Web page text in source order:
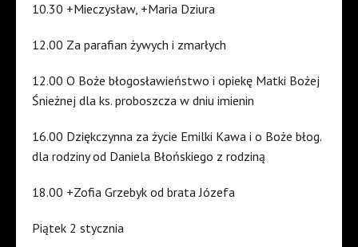
10.30 +Mieczysław, +Maria Dziura
12.00 Za parafian żywych i zmarłych
12.00 O Boże błogosławieństwo i opiekę Matki Bożej
Śnieżnej dla ks. proboszcza w dniu imienin
16.00 Dziękczynna za życie Emilki Kawa i o Boże błog.
dla rodziny od Daniela Błońskiego z rodziną
18.00 +Zofia Grzebyk od brata Józefa
Piątek 2 stycznia